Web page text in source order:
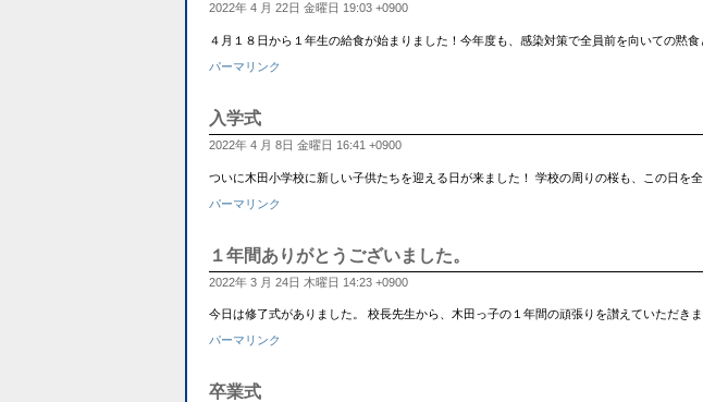
2022年 4 月 22日 金曜日 19:03 +0900
４月１８日から１年生の給食が始まりました！今年度も、感染対策で全員前を向いての
パーマリンク
入学式
2022年 4 月 8日 金曜日 16:41 +0900
ついに木田小学校に新しい子供たちを迎える日が来ました！ 学校の周りの桜も、この日
パーマリンク
１年間ありがとうございました。
2022年 3 月 24日 木曜日 14:23 +0900
今日は修了式がありました。 校長先生から、木田っ子の１年間の頑張りを讃えていただ
パーマリンク
卒業式